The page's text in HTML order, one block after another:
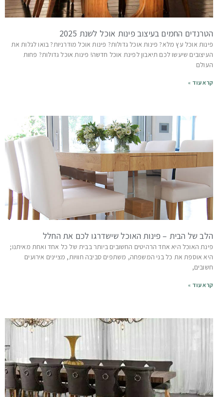
הטרנדים החמים בעיצוב פינות אוכל לשנת 2025
פינות אוכל עץ מלא? פינות אוכל גדולות? פינות אוכל מודרניות? בואו לגלות את
העיצובים שיעשו לכם תיאבון לפינת אוכל חדשה! פינות אוכל גדולות? פחות
העולם
קרא עוד »
הלב של הבית – פינות האוכל שישדרגו לכם את החלל
פינת האוכל היא אחד הרהיטים החשובים ביותר בבית של כל אחד ואחת מאיתנו;
היא אוספת את כל בני המשפחה, משתפים סביבה חוויות, מציינים אירועים
חשובים,
קרא עוד »